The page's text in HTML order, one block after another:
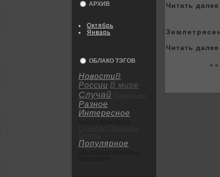
АРХИВ
Октябрь
Январь
ОБЛАКО ТЭГОВ
НовостиВ
России В мире
Случай
Разное
Интересное
Популярное
Читать
Читать
<